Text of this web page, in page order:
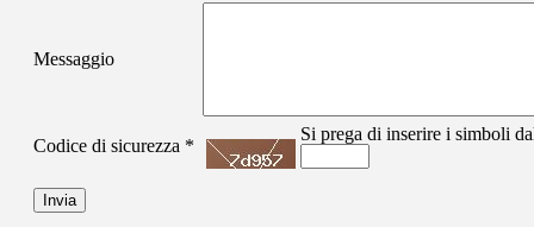
Messaggio
Codice di sicurezza *
Si prega di inserire i simboli